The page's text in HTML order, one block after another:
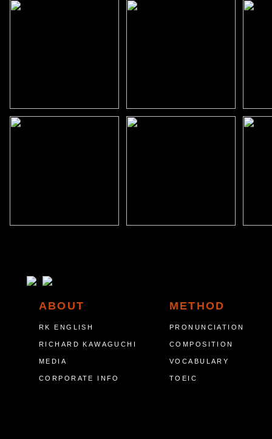
ABOUT
RK ENGLISH
RICHARD KAWAGUCHI
MEDIA
CORPORATE INFO
METHOD
PRONUNCIATION
COMPOSITION
VOCABULARY
TOEIC